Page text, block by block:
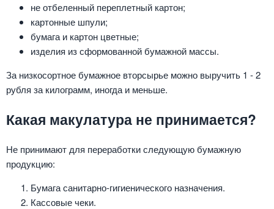
не отбеленный переплетный картон;
картонные шпули;
бумага и картон цветные;
изделия из сформованной бумажной массы.
За низкосортное бумажное вторсырье можно выручить 1 - 2
рубля за килограмм, иногда и меньше.
Какая макулатура не принимается?
Не принимают для переработки следующую бумажную
продукцию:
Бумага санитарно-гигиенического назначения.
Кассовые чеки.